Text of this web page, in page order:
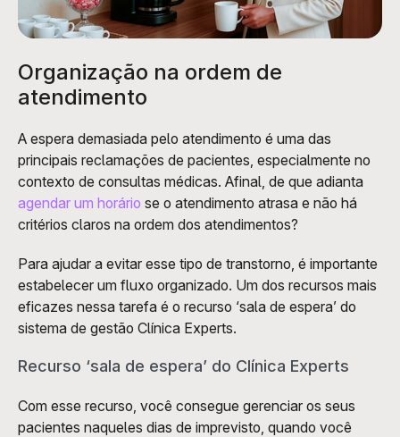
Organização na ordem de
atendimento
A espera demasiada pelo atendimento é uma das
principais reclamações de pacientes, especialmente no
agendar um horário se o atendimento atrasa e não há
critérios claros na ordem dos atendimentos?
Para ajudar a evitar esse tipo de transtorno, é importante
estabelecer um fluxo organizado. Um dos recursos mais
eficazes nessa tarefa é o recurso ‘sala de espera’ do
sistema de gestão Clínica Experts.
Recurso ‘sala de espera’ do Clínica Experts
Com esse recurso, você consegue gerenciar os seus
pacientes naqueles dias de imprevisto, quando você